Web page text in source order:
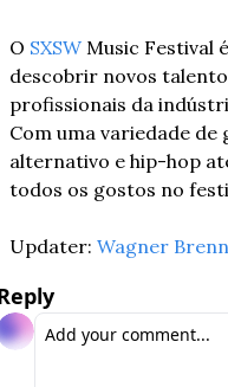
O SXSW Music Festival
descobrir novos
profissionais da
Com uma variedade de
alternativo e hip-hop
todos os gostos no
Updater: Wagner